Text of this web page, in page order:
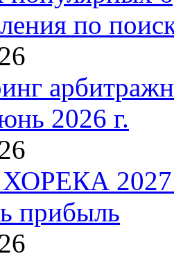
по
2026 г.
2027:
прибыль